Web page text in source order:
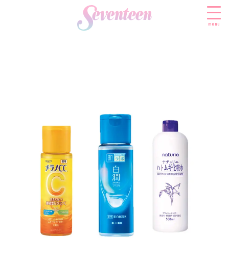
menu
ファッションニュース
着回し
着痩せ
BEAUTY
ビューティニュース
トレンドメイク
ベストコスメ
ヘアアレンジ・ヘアケア
スキンケア
ボディケア
SCHOOL
スクールニュース
制服コーデ
学校ヘアメイク
勉強・受験・進路
ENTERTAINMENT
エンタメニュース
なにわ男子
K-POP
LIFESTYLE
ライフスタイルニュース
JKランキング・アワード
モデルの購入品
JK TREND
JKトレンドニュース
MODELS